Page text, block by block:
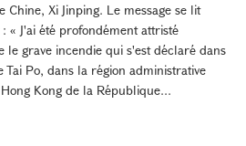
Chine, Xi Jinping. Le message se lit
« J'ai été profondément attristé
le grave incendie qui s'est déclaré dans
Tai Po, dans la région administrative
Kong de la République...